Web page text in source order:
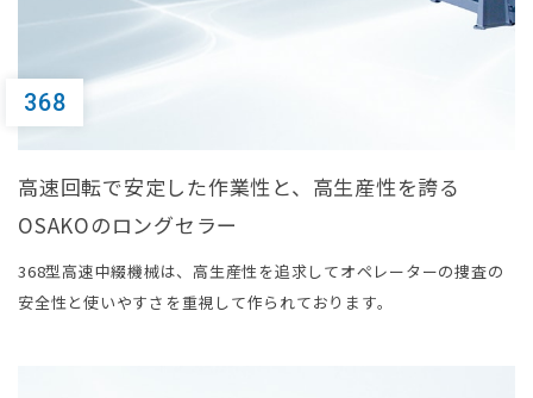
368
⾼速回転で安定した作業性と、⾼⽣産性を誇る
OSAKOのロングセラー
368型⾼速中綴機械は、⾼⽣産性を追求してオペレーターの捜査の
安全性と使いやすさを重視して作られております。